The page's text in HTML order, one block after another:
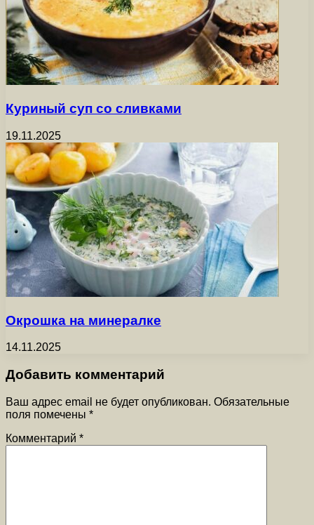
Куриный суп со сливками
19.11.2025
Окрошка на минералке
14.11.2025
Добавить комментарий
Ваш адрес email не будет опубликован. Обязательные
поля помечены *
Комментарий *